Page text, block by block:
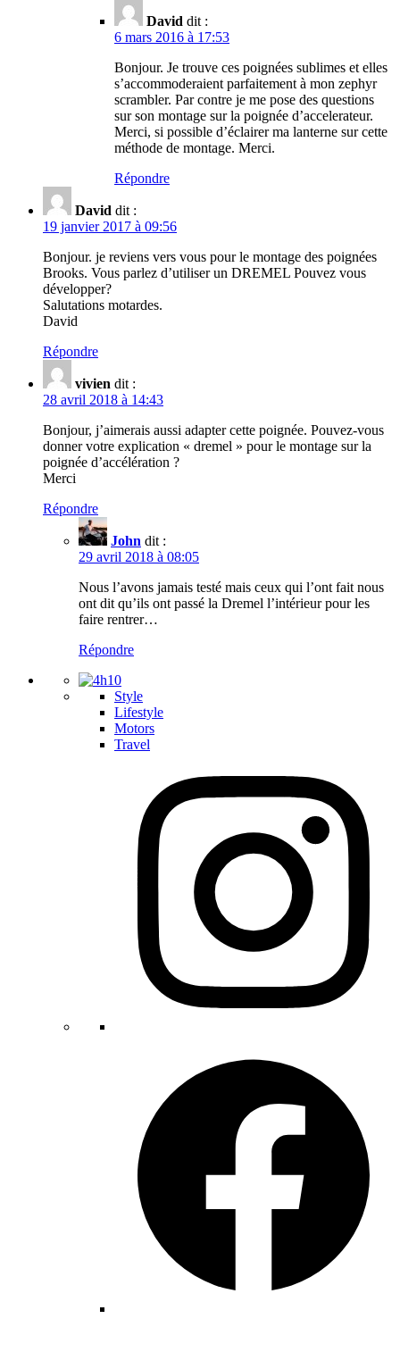
David dit :
6 mars 2016 à 17:53
Bonjour. Je trouve ces poignées sublimes et elles
s’accommoderaient parfaitement à mon zephyr
scrambler. Par contre je me pose des questions
sur son montage sur la poignée d’accelerateur.
Merci, si possible d’éclairer ma lanterne sur cette
méthode de montage. Merci.
Répondre
David dit :
19 janvier 2017 à 09:56
Bonjour. je reviens vers vous pour le montage des poignées
Brooks. Vous parlez d’utiliser un DREMEL Pouvez vous
développer?
Salutations motardes.
David
Répondre
vivien dit :
28 avril 2018 à 14:43
Bonjour, j’aimerais aussi adapter cette poignée. Pouvez-vous
donner votre explication « dremel » pour le montage sur la
poignée d’accélération ?
Merci
Répondre
John dit :
29 avril 2018 à 08:05
Nous l’avons jamais testé mais ceux qui l’ont fait nous
ont dit qu’ils ont passé la Dremel l’intérieur pour les
faire rentrer…
Répondre
Style
Lifestyle
Motors
Travel